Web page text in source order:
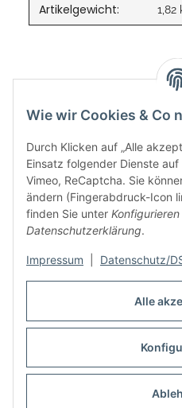
Alle
Wie wir Cookies & Co
Durch Klicken auf „Alle
Einsatz folgender Dienste auf
Vimeo, ReCaptcha. Sie
ändern (Fingerabdruck-Icon
finden Sie unter Konfigurieren
Datenschutzerklärung.
Impressum Datenschutz/
Artikelgewicht: 1,82
Informationen
Rechtliches
Vertrag
* Alle Preise inkl. gesetzlicher USt.,